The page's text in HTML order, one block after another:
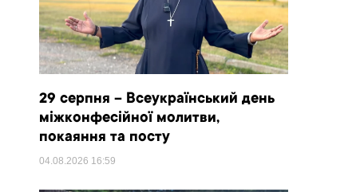
29 серпня – Всеукраїнський день
міжконфесійної молитви,
покаяння та посту
04.08.2026 16:59